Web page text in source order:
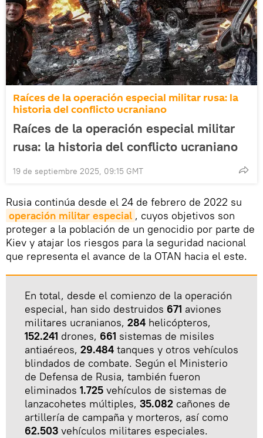
Raíces de la operación especial militar rusa: la
historia del conflicto ucraniano
Raíces de la operación especial militar
rusa: la historia del conflicto ucraniano
19 de septiembre 2025, 09:15 GMT
Rusia continúa desde el 24 de febrero de 2022 su
operación militar especial , cuyos objetivos son
proteger a la población de un genocidio por parte de
Kiev y atajar los riesgos para la seguridad nacional
que representa el avance de la OTAN hacia el este.
En total, desde el comienzo de la operación
especial, han sido destruidos 671 aviones
militares ucranianos, 284 helicópteros,
152.241 drones, 661 sistemas de misiles
antiaéreos, 29.484 tanques y otros vehículos
blindados de combate. Según el Ministerio
de Defensa de Rusia, también fueron
eliminados 1.725 vehículos de sistemas de
lanzacohetes múltiples, 35.082 cañones de
artillería de campaña y morteros, así como
62.503 vehículos militares especiales.